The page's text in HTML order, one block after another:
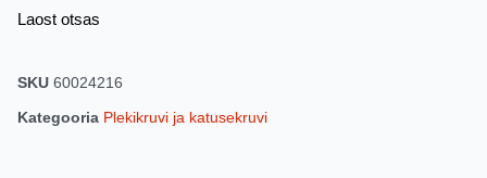
Laost otsas
SKU 60024216
Kategooria Plekikruvi ja katusekruvi